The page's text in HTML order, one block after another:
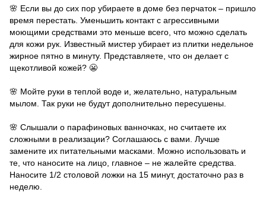
🌸 Если вы до сих пор убираете в доме без перчаток – пришло
время перестать. Уменьшить контакт с агрессивными
моющими средствами это меньше всего, что можно сделать
для кожи рук. Известный мистер убирает из плитки недельное
жирное пятно в минуту. Представляете, что он делает с
щекотливой кожей? 😬
🌸 Мойте руки в теплой воде и, желательно, натуральным
мылом. Так руки не будут дополнительно пересушены.
🌸 Слышали о парафиновых ванночках, но считаете их
сложными в реализации? Соглашаюсь с вами. Лучше
замените их питательными масками. Можно использовать и
те, что наносите на лицо, главное – не жалейте средства.
Наносите 1/2 столовой ложки на 15 минут, достаточно раз в
неделю.